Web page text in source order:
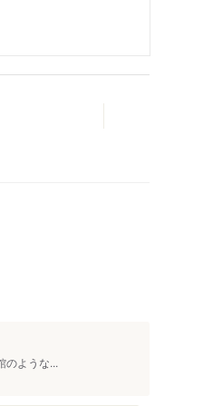
のような...